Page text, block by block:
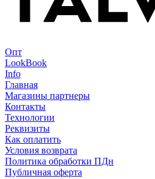
Опт
LookBook
Info
Главная
Магазины партнеры
Контакты
Технологии
Реквизиты
Как оплатить
Условия возврата
Политика обработки ПДн
Публичная оферта